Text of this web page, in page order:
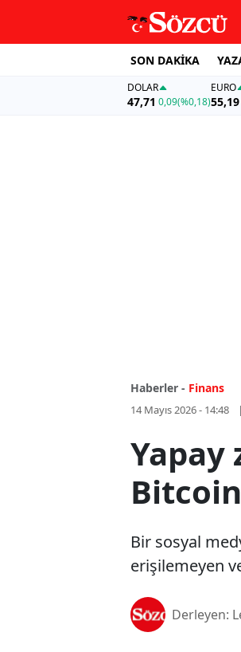
SON DAKİKA
DOLAR
47,71 0,09(%0,18)
EURO
55,19
Haberler - Finans
14 Mayıs 2026 - 14:48
Yapay
Bir sosyal
erişilemeyen
Derleyen: